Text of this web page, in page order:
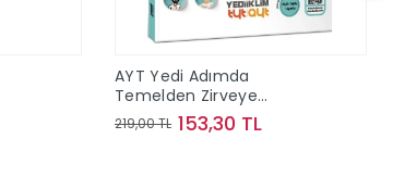
AYT Yedi Adımda
Temelden Zirveye
Matematik Video Konu
Anlatımlı ve Video Çözümlü
219,00 TL 153,30 TL